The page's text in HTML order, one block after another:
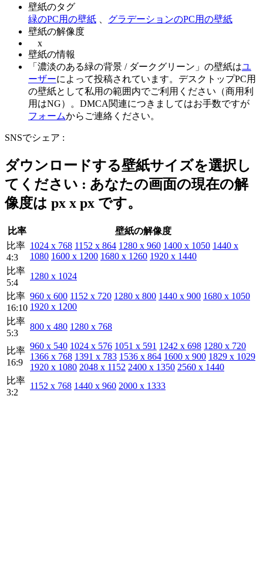
壁紙のタグ
緑のPC用の壁紙
グラデーションのPC用の壁紙
壁紙の解像度
x
壁紙の情報
「濃淡のある緑の背景 / ダークグリーン」の壁紙はユ
ーザーによって投稿されています。デスクトップPC用
の壁紙として私用の範囲内でご利用ください（商用利
用はNG）。DMCA関連につきましてはお手数ですが
フォームからご連絡ください。
SNSでシェア :
ダウンロードする壁紙サイズを選択し
てください : あなたの画面の現在の解
像度は px x px です。
比率
壁紙の解像度
比率
4:3
1024 x 768 1152 x 864 1280 x 960 1400 x 1050 1440 x
1080 1600 x 1200 1680 x 1260 1920 x 1440
比率
5:4
1280 x 1024
比率
16:10
960 x 600 1152 x 720 1280 x 800 1440 x 900 1680 x 1050
1920 x 1200
比率
5:3
800 x 480 1280 x 768
比率
16:9
960 x 540 1024 x 576 1051 x 591 1242 x 698 1280 x 720
1366 x 768 1391 x 783 1536 x 864 1600 x 900 1829 x 1029
1920 x 1080 2048 x 1152 2400 x 1350 2560 x 1440
比率
3:2
1152 x 768 1440 x 960 2000 x 1333